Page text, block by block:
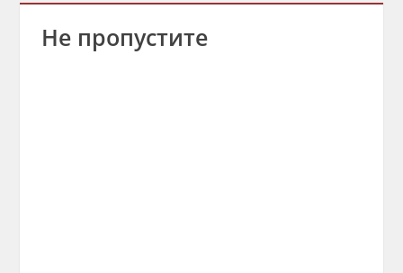
Не пропустите